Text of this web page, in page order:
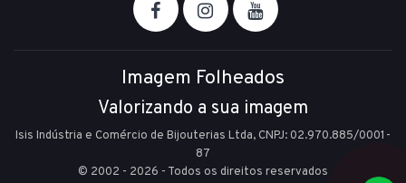
Imagem Folheados
Valorizando a sua imagem
Isis Indústria e Comércio de Bijouterias Ltda, CNPJ: 02.970.885/0001-
87
© 2002 - 2026 - Todos os direitos reservados